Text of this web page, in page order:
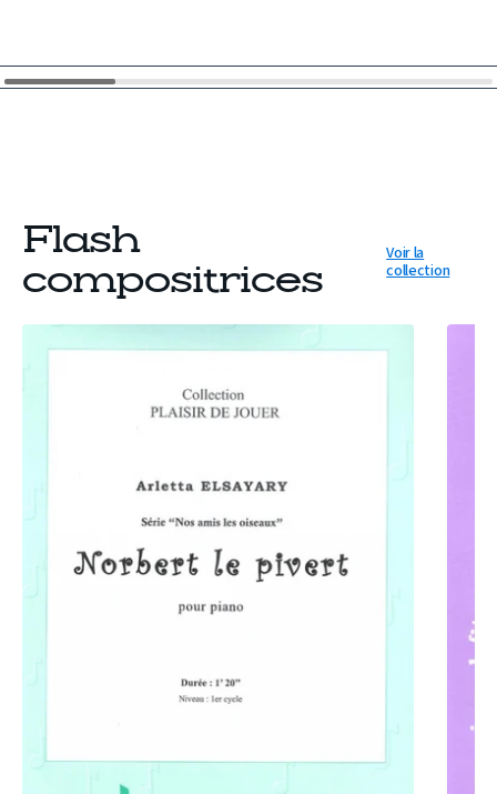
Flash
compositrices
Voir la
collection
PARTITION
NORBERT